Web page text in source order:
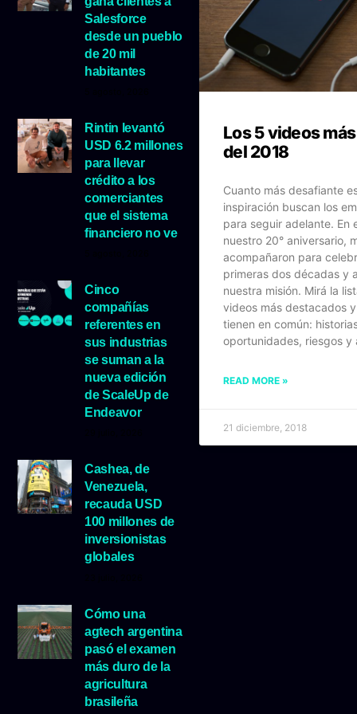
Salesforce
desde un pueblo
de 20 mil
habitantes
Rintin levantó
USD 6.2 millones
para llevar
crédito a los
comerciantes
que el sistema
financiero no ve
Cinco
compañías
referentes en
sus industrias
se suman a la
nueva edición
de ScaleUp de
Endeavor
Cashea, de
Venezuela,
recauda USD
100 millones de
inversionistas
globales
Cómo una
agtech argentina
pasó el examen
más duro de la
agricultura
brasileña
Los 5 videos
del 2018
Cuanto más desafiante
inspiración buscan los
para seguir adelante. En
nuestro 20° aniversario,
acompañaron para
primeras dos décadas y
nuestra misión. Mirá la
videos más destacados
tienen en común:
oportunidades, riesgos y
READ MORE »
21 diciembre, 2018